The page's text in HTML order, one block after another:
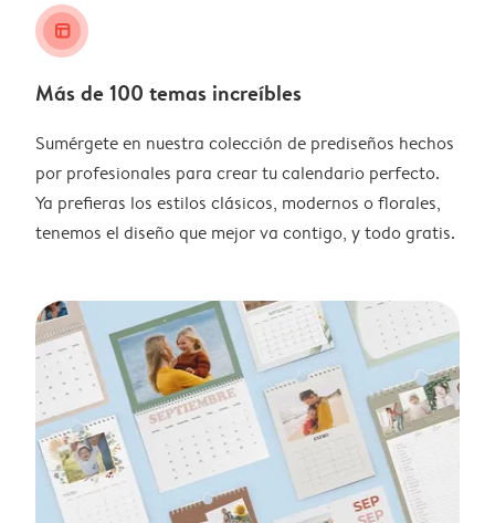
layout_alt
Más de 100 temas increíbles
Sumérgete en nuestra colección de prediseños hechos
por profesionales para crear tu calendario perfecto.
Ya prefieras los estilos clásicos, modernos o florales,
tenemos el diseño que mejor va contigo, y todo gratis.